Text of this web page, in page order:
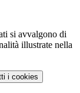
si avvalgono di
illustrate nella
i cookies